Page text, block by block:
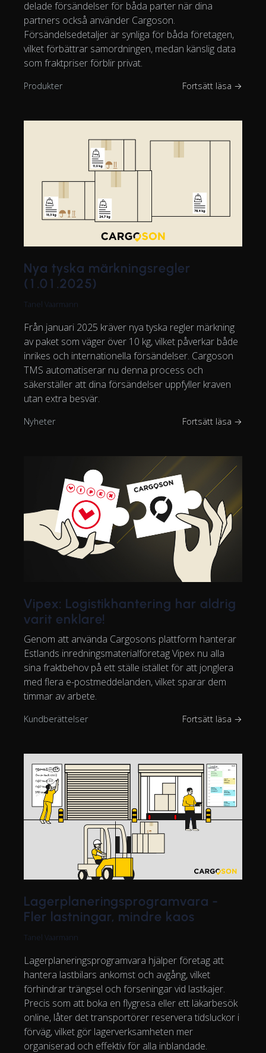
delade försändelser för båda parter när dina
partners också använder Cargoson.
Försändelsedetaljer är synliga för båda företagen,
vilket förbättrar samordningen, medan känslig data
som fraktpriser förblir privat.
Produkter Fortsätt läsa →
Nya tyska märkningsregler
(1.01.2025)
Tanel Vaarmann
Från januari 2025 kräver nya tyska regler märkning
av paket som väger över 10 kg, vilket påverkar både
inrikes och internationella försändelser. Cargoson
TMS automatiserar nu denna process och
säkerställer att dina försändelser uppfyller kraven
utan extra besvär.
Nyheter Fortsätt läsa →
Vipex: Logistikhantering har aldrig
varit enklare!
Genom att använda Cargosons plattform hanterar
Estlands inredningsmaterialföretag Vipex nu alla
sina fraktbehov på ett ställe istället för att jonglera
med flera e-postmeddelanden, vilket sparar dem
timmar av arbete.
Kundberättelser Fortsätt läsa →
Lagerplaneringsprogramvara -
Fler lastningar, mindre kaos
Tanel Vaarmann
Lagerplaneringsprogramvara hjälper företag att
hantera lastbilars ankomst och avgång, vilket
förhindrar trängsel och förseningar vid lastkajer.
Precis som att boka en flygresa eller ett läkarbesök
online, låter det transportörer reservera tidsluckor i
förväg, vilket gör lagerverksamheten mer
organiserad och effektiv för alla inblandade.